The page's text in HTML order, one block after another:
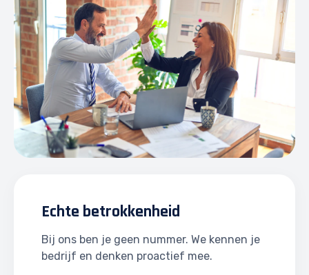
Echte betrokkenheid
Bij ons ben je geen nummer. We kennen je
bedrijf en denken proactief mee.